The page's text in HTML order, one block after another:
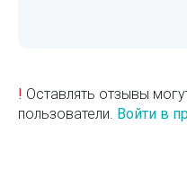
! Оставлять отзывы
пользователи. Войти в